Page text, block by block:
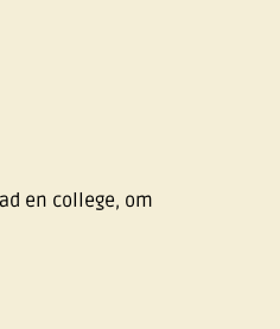
en college, om